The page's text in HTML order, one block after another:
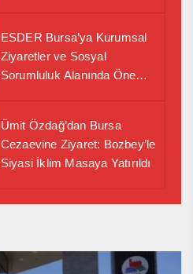
ESDER Bursa’ya Kurumsal
Ziyaretler ve Sosyal
Sorumluluk Alanında Önemli
Ümit Özdağ’dan Bursa
Cezaevine Ziyaret: Bozbey’le
Siyasi İklim Masaya Yatırıldı